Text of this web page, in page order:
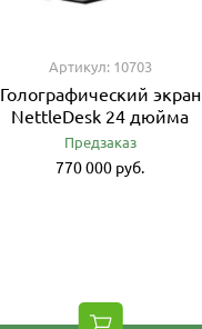
Артикул: 10703
Голографический экран
NettleDesk 24 дюйма
Предзаказ
770 000 руб.